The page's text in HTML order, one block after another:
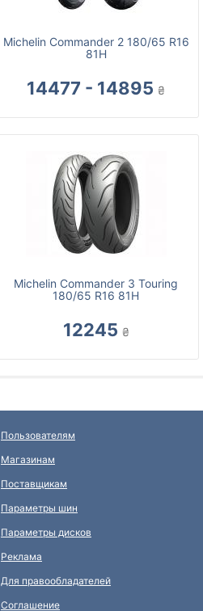
Michelin Commander 2 180/65 R16
81H
14477 - 14895 ₴
Michelin Commander 3 Touring
180/65 R16 81H
12245 ₴
Пользователям
Магазинам
Поставщикам
Параметры шин
Параметры дисков
Реклама
Для правообладателей
Соглашение